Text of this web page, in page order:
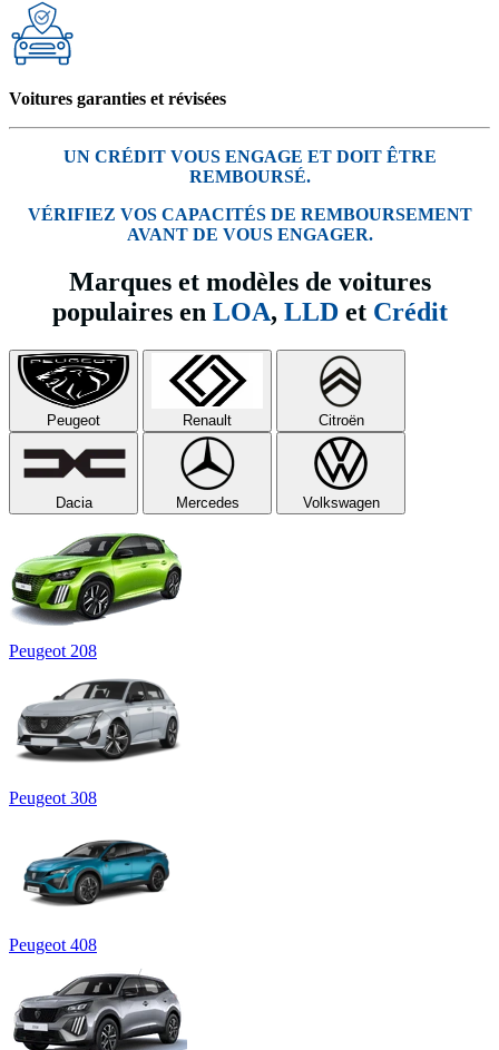
Voitures garanties et révisées
UN CRÉDIT VOUS ENGAGE ET DOIT ÊTRE
REMBOURSÉ.
VÉRIFIEZ VOS CAPACITÉS DE REMBOURSEMENT
AVANT DE VOUS ENGAGER.
Marques et modèles de voitures
populaires en LOA, LLD et Crédit
Peugeot Renault Citroën
Dacia Mercedes Volkswagen
Peugeot 208
Peugeot 308
Peugeot 408